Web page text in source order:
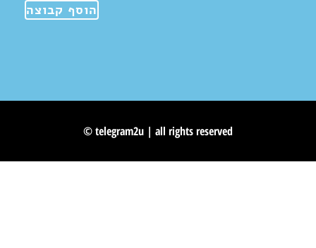
הוסף קבוצה
© telegram2u | all rights reserved